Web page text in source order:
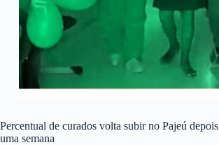
Percentual de curados volta subir no Pajeú
uma semana